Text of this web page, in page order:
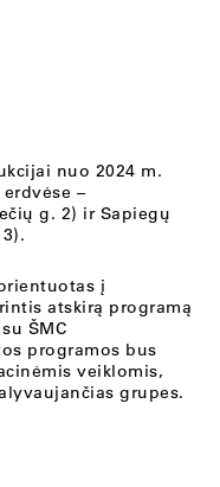
nuo 2024 m.
–
g. 2) ir Sapiegų
į
atskirą programą
ŠMC
programos bus
veiklomis,
grupes.